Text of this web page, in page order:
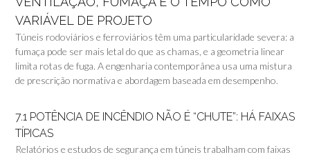
VARIÁVEL DE PROJETO
Túneis rodoviários e ferroviários têm uma particularidade severa: a
fumaça pode ser mais letal do que as chamas, e a geometria linear
limita rotas de fuga. A engenharia contemporânea usa uma mistura
de prescrição normativa e abordagem baseada em desempenho.
7.1 POTÊNCIA DE INCÊNDIO NÃO É “CHUTE”: HÁ FAIXAS
TÍPICAS
Relatórios e estudos de segurança em túneis trabalham com faixas